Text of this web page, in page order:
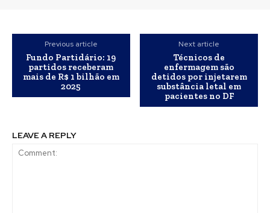
Previous article
Fundo Partidário: 19
partidos receberam
mais de R$ 1 bilhão em
2025
Next article
Técnicos de
enfermagem são
detidos por injetarem
substância letal em
pacientes no DF
LEAVE A REPLY